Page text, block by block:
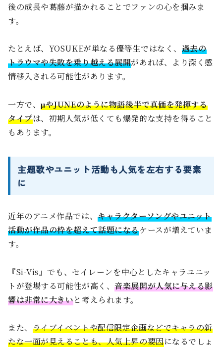
後の成長や葛藤が描かれることでファンの心を掴みま
す。
たとえば、YOSUKEが単なる優等生ではなく、 過去の
トラウマや失敗を乗り越える展開があれば、より深く感
情移入される可能性があります。
一方で、μやJUNEのように物語後半で真価を発揮する
タイプは、初期人気が低くても爆発的な支持を得ること
もあります。
主題歌やユニット活動も人気を左右する要素
に
近年のアニメ作品では、キャラクターソングやユニット
活動が作品の枠を超えて話題になるケースが増えていま
す。
『Si-Vis』でも、セイレーンを中心としたキャラユニッ
トが登場する可能性が高く、音楽展開が人気に与える影
響は非常に大きいと考えられます。
また、 ライブイベントや配信限定企画などでキャラの新
たな一面が見えることも、人気上昇の要因になるでしょ